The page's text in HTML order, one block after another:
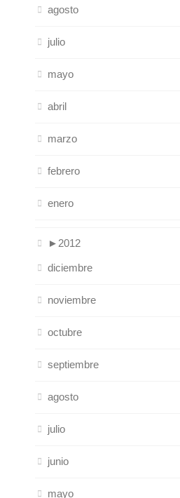
agosto
julio
mayo
abril
marzo
febrero
enero
► 2012
diciembre
noviembre
octubre
septiembre
agosto
julio
junio
mayo